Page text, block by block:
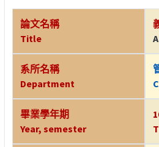
論文名稱
Title
系所名稱
Department
畢業學年期
Year, semester